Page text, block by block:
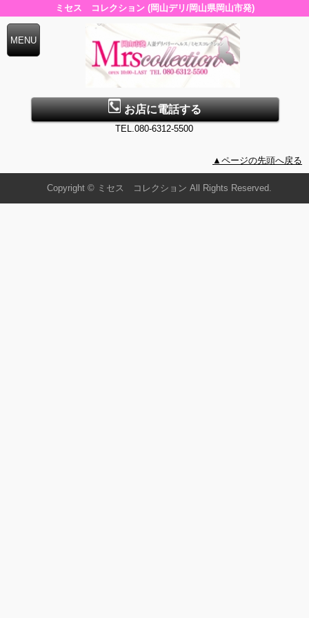
ミセス コレクション (岡山デリ/岡山県岡山市発)
お店に電話する
TEL.080-6312-5500
▲ページの先頭へ戻る
Copyright © ミセス コレクション All Rights Reserved.